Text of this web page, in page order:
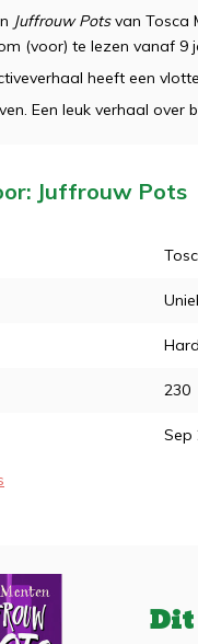
Juffrouw Potsvan Tosca
(voor) te lezen vanaf 9
heeft een
Een leuk verhaal over
Juffrouw Pots
230
Sep